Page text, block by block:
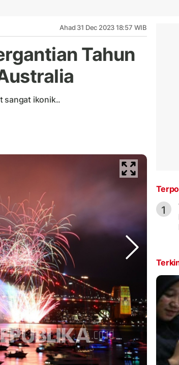
Ahad 31 Dec 2023 18:57 WIB
Tahun
sangat ikonik..
1